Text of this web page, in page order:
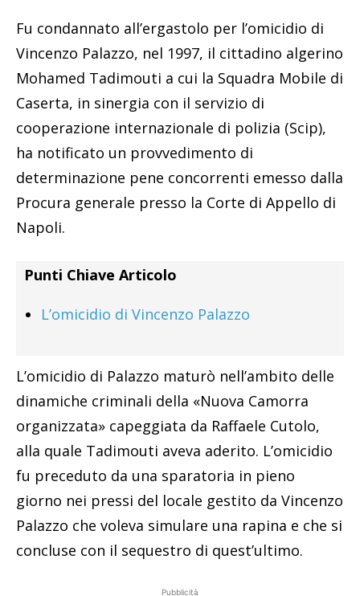
Fu condannato all’ergastolo per l’omicidio di
Vincenzo Palazzo, nel 1997, il cittadino algerino
Mohamed Tadimouti a cui la Squadra Mobile di
Caserta, in sinergia con il servizio di
cooperazione internazionale di polizia (Scip),
ha notificato un provvedimento di
determinazione pene concorrenti emesso dalla
Procura generale presso la Corte di Appello di
Napoli.
Punti Chiave Articolo
L’omicidio di Vincenzo Palazzo
L’omicidio di Palazzo maturò nell’ambito delle
dinamiche criminali della «Nuova Camorra
organizzata» capeggiata da Raffaele Cutolo,
alla quale Tadimouti aveva aderito. L’omicidio
fu preceduto da una sparatoria in pieno
giorno nei pressi del locale gestito da Vincenzo
Palazzo che voleva simulare una rapina e che si
concluse con il sequestro di quest’ultimo.
Pubblicità